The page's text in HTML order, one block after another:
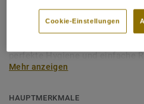
zweier PVC-Bahnen verwendet
perfekte Hygiene und einfache
Schweißschnüre sind erhältlich
Bodenbelagssortiment
Mehr anzeigen
HAUPTMERKMALE
Cookie-Einstellungen